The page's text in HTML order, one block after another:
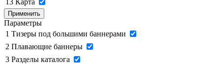
13 Карта
Применить
Параметры
1 Тизеры под большими баннерами
2 Плавающие баннеры
3 Разделы каталога